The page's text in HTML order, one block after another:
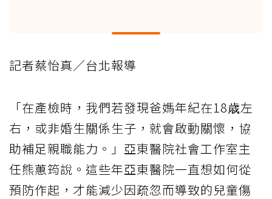
記者蔡怡真／台北報導
「在產檢時，我們若發現爸媽年紀在18歳左
右，或非婚生關係生子，就會啟動關懷，協
助補足親職能力。」亞東醫院社會工作室主
任熊蕙筠說。這些年亞東醫院一直想如何從
預防作起，才能減少因疏忽而導致的兒童傷